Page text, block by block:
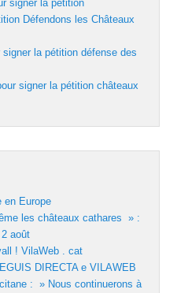
signer la pétition
Défendons les Châteaux
signer la pétition défense des
signer la pétition châteaux
en Europe
les châteaux cathares » :
août
! VilaWeb . cat
DIRECTA e VILAWEB
: » Nous continuerons à